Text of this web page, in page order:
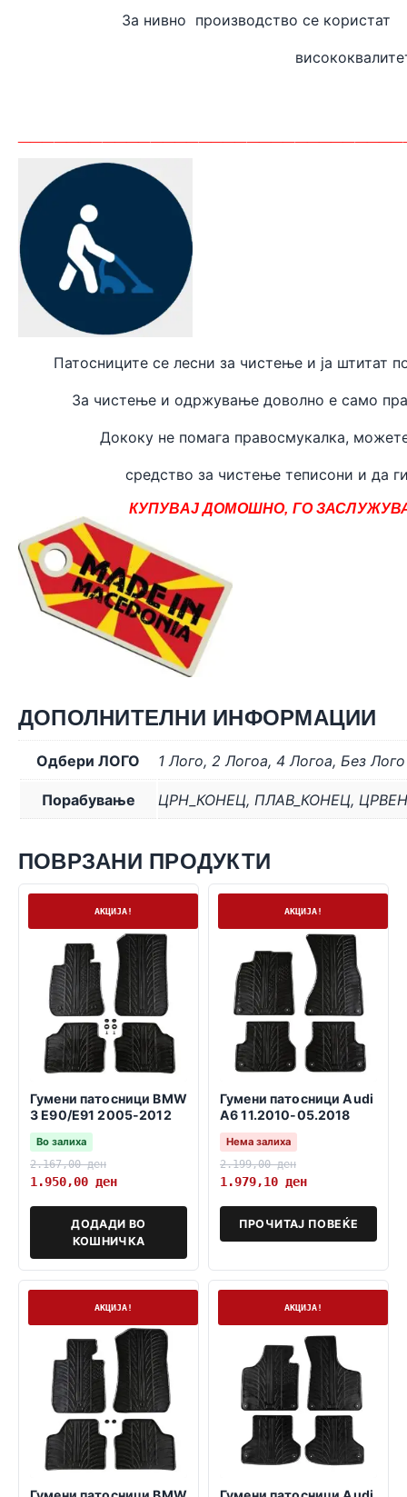
За нивно
Патосниците се лесни за чистење и ја штитат
За чистење и одржување доволно е само
Дококу не помага правосмукалка,
средство за чистење теписони и да
КУПУВАЈ ДОМОШНО, ГО
ДОПОЛНИТЕЛНИ ИНФОРМАЦИИ
Одбери ЛОГО 1 Лого, 2 Логоa, 4 Логоa, Без Лого
Порабување ЦРН_КОНЕЦ, ПЛАВ_КОНЕЦ,
ПОВРЗАНИ ПРОДУКТИ
АКЦИЈА!
Гумени патосници BMW
3 E90/E91 2005-2012
Во залиха
2.167,00ден
1.950,00 ден
ДОДАДИ ВО
КОШНИЧКА
Нема залихаАКЦИЈА!
Гумени патосници Audi
A6 11.2010-05.2018
Нема залиха
2.199,00ден
1.979,10 ден
ПРОЧИТАЈ ПОВЕЌЕ
АКЦИЈА! АКЦИЈА!